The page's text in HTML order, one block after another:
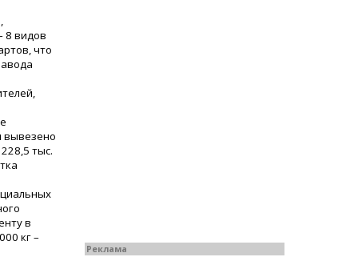
8 видов
что
вывезено
тыс.
в
кг –
Реклама